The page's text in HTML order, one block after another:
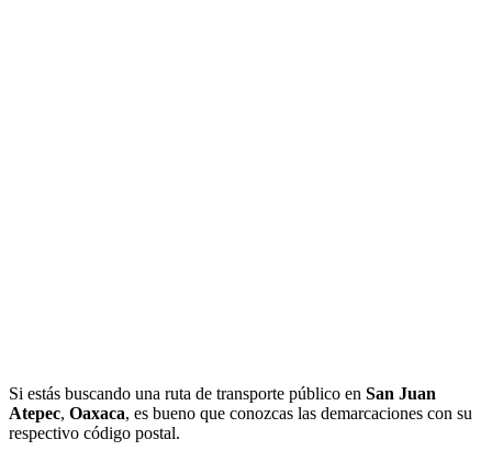
Si estás buscando una ruta de transporte público en San Juan
Atepec, Oaxaca, es bueno que conozcas las demarcaciones con su
respectivo código postal.